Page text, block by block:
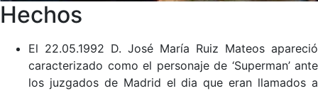
Hechos
El 22.05.1992 D. José María Ruiz Mateos apareció
caracterizado como el personaje de ‘Superman’ ante
los juzgados de Madrid el dia que eran llamados a